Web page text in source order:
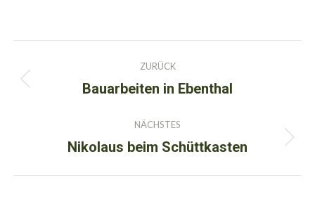
Kommentarnavigation
ZURÜCK
Vorheriger
Bauarbeiten in Ebenthal
NÄCHSTES
Nächster
Nikolaus beim Schüttkasten